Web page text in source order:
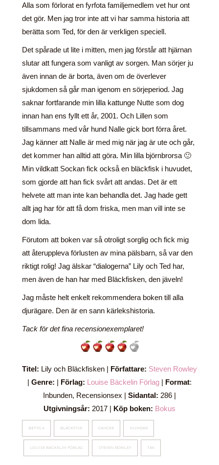
Alla som förlorat en fyrfota familjemedlem vet hur ont
det gör. Men jag tror inte att vi har samma historia att
berätta som Ted, för den är verkligen speciell.
Det spårade ut lite i mitten, men jag förstår att hjärnan
slutar att fungera som vanligt av sorgen. Man sörjer ju
även innan de är borta, även om de överlever
sjukdomen så går man igenom en sörjeperiod. Jag
saknar fortfarande min lilla kattunge Nutte som dog
innan han ens fyllt ett år, 2001. Och Lillen som
tillsammans med vår hund Nalle gick bort förra året.
Jag känner att Nalle är med mig när jag är ute och går,
det kommer han alltid att göra. Min lilla björnbrorsa 🙂
Min vildkatt Sockan fick också en bläckfisk i huvudet,
som gjorde att han fick svårt att andas. Det är ett
helvete att man inte kan behandla det. Jag hade gett
allt jag har för att få dom friska, men man vill inte se
dom lida.
Förutom att boken var så otroligt sorglig och fick mig
att återuppleva förlusten av mina pälsbarn, så var den
riktigt rolig! Jag älskar “dialogerna” Lily och Ted har,
men även de han har med Bläckfisken, den jäveln!
Jag måste helt enkelt rekommendera boken till alla
djurägare. Den är en sann kärlekshistoria.
Tack för det fina recensionexemplaret!
Titel: Lily och Bläckfisken | Författare: Steven Rowley
| Genre: | Förlag: Louise Bäckelin Förlag | Format:
Inbunden, Recensionsex | Sidantal: 286 |
Utgivningsår: 2017 | Köp boken: Bokus
BETYG 4 BLÄCKFISK CANCER HUNDAR
LOUISE BÄCKELIN FÖRLAG STEVEN ROWLEY TAX